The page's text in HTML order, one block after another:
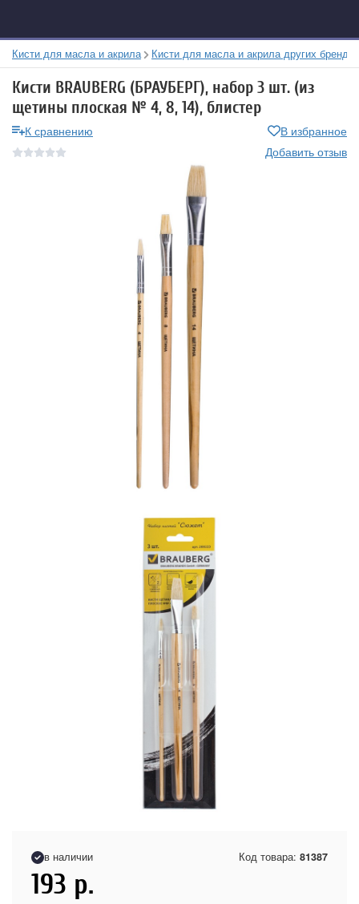
Кисти для масла и акрила Кисти для масла и акрила других брендов
Кисти BRAUBERG (БРАУБЕРГ), набор 3 шт. (из
щетины плоская № 4, 8, 14), блистер
К сравнению
В избранное
Добавить отзыв
в наличии Код товара: 81387
193 р.